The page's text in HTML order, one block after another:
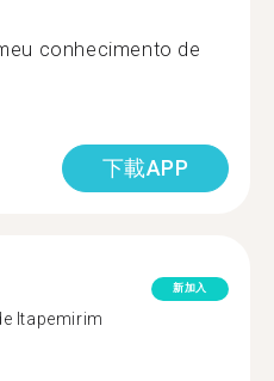
conhecimento de
下載APP
Itapemirim
新加入